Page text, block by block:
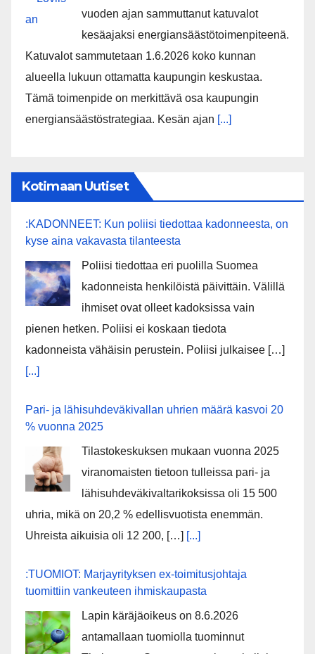
vuoden ajan sammuttanut katuvalot
kesäajaksi energiansäästötoimenpiteenä.
Katuvalot sammutetaan 1.6.2026 koko kunnan
alueella lukuun ottamatta kaupungin keskustaa.
Tämä toimenpide on merkittävä osa kaupungin
energiansäästöstrategiaa. Kesän ajan [...]
Kotimaan Uutiset
:KADONNEET: Kun poliisi tiedottaa kadonneesta, on
kyse aina vakavasta tilanteesta
Poliisi tiedottaa eri puolilla Suomea
kadonneista henkilöistä päivittäin. Välillä
ihmiset ovat olleet kadoksissa vain
pienen hetken. Poliisi ei koskaan tiedota
kadonneista vähäisin perustein. Poliisi julkaisee […]
[...]
Pari- ja lähisuhdeväkivallan uhrien määrä kasvoi 20
% vuonna 2025
Tilastokeskuksen mukaan vuonna 2025
viranomaisten tietoon tulleissa pari- ja
lähisuhdeväkivaltarikoksissa oli 15 500
uhria, mikä on 20,2 % edellisvuotista enemmän.
Uhreista aikuisia oli 12 200, […] [...]
:TUOMIOT: Marjayrityksen ex-toimitusjohtaja
tuomittiin vankeuteen ihmiskaupasta
Lapin käräjäoikeus on 8.6.2026
antamallaan tuomiolla tuominnut